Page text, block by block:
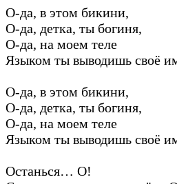
О-да, в этом бикини,
О-да, детка, ты богиня,
О-да, на моем теле
Языком ты выводишь своё
О-да, в этом бикини,
О-да, детка, ты богиня,
О-да, на моем теле
Языком ты выводишь своё
Останься… О!